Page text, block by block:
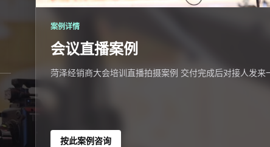
案例详情
会议直播案例
菏泽经销商大会培训直播拍摄案例 交付完成后对接人发来
按此案例咨询